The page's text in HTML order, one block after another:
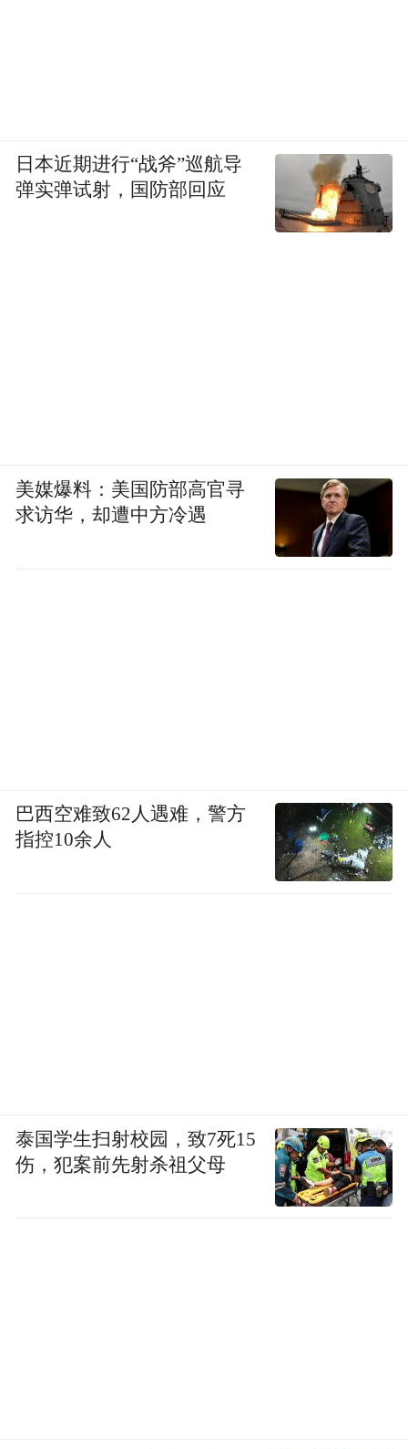
日本近期进行“战斧”巡航导
弹实弹试射，国防部回应
美媒爆料：美国防部高官寻
求访华，却遭中方冷遇
巴西空难致62人遇难，警方
指控10余人
泰国学生扫射校园，致7死15
伤，犯案前先射杀祖父母